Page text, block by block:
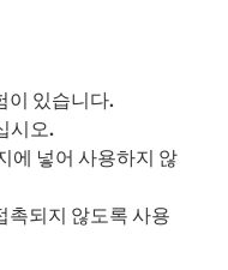
이 있습니다.
시오.
에 넣어 사용하지 않
촉되지 않도록 사용